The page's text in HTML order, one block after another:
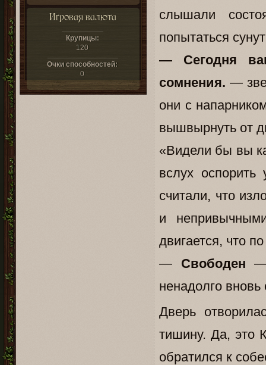
Игровая валюта
Крупицы:
120
Очки способностей:
0
слышали
попытаться
— Сегодня
сомнения. —
они с
вышвырнуть от
«Видели бы вы
вслух
считали, что
и
двигается, что
— Свободен —
ненадолго вновь
Дверь
тишину. Да, это
обратился к